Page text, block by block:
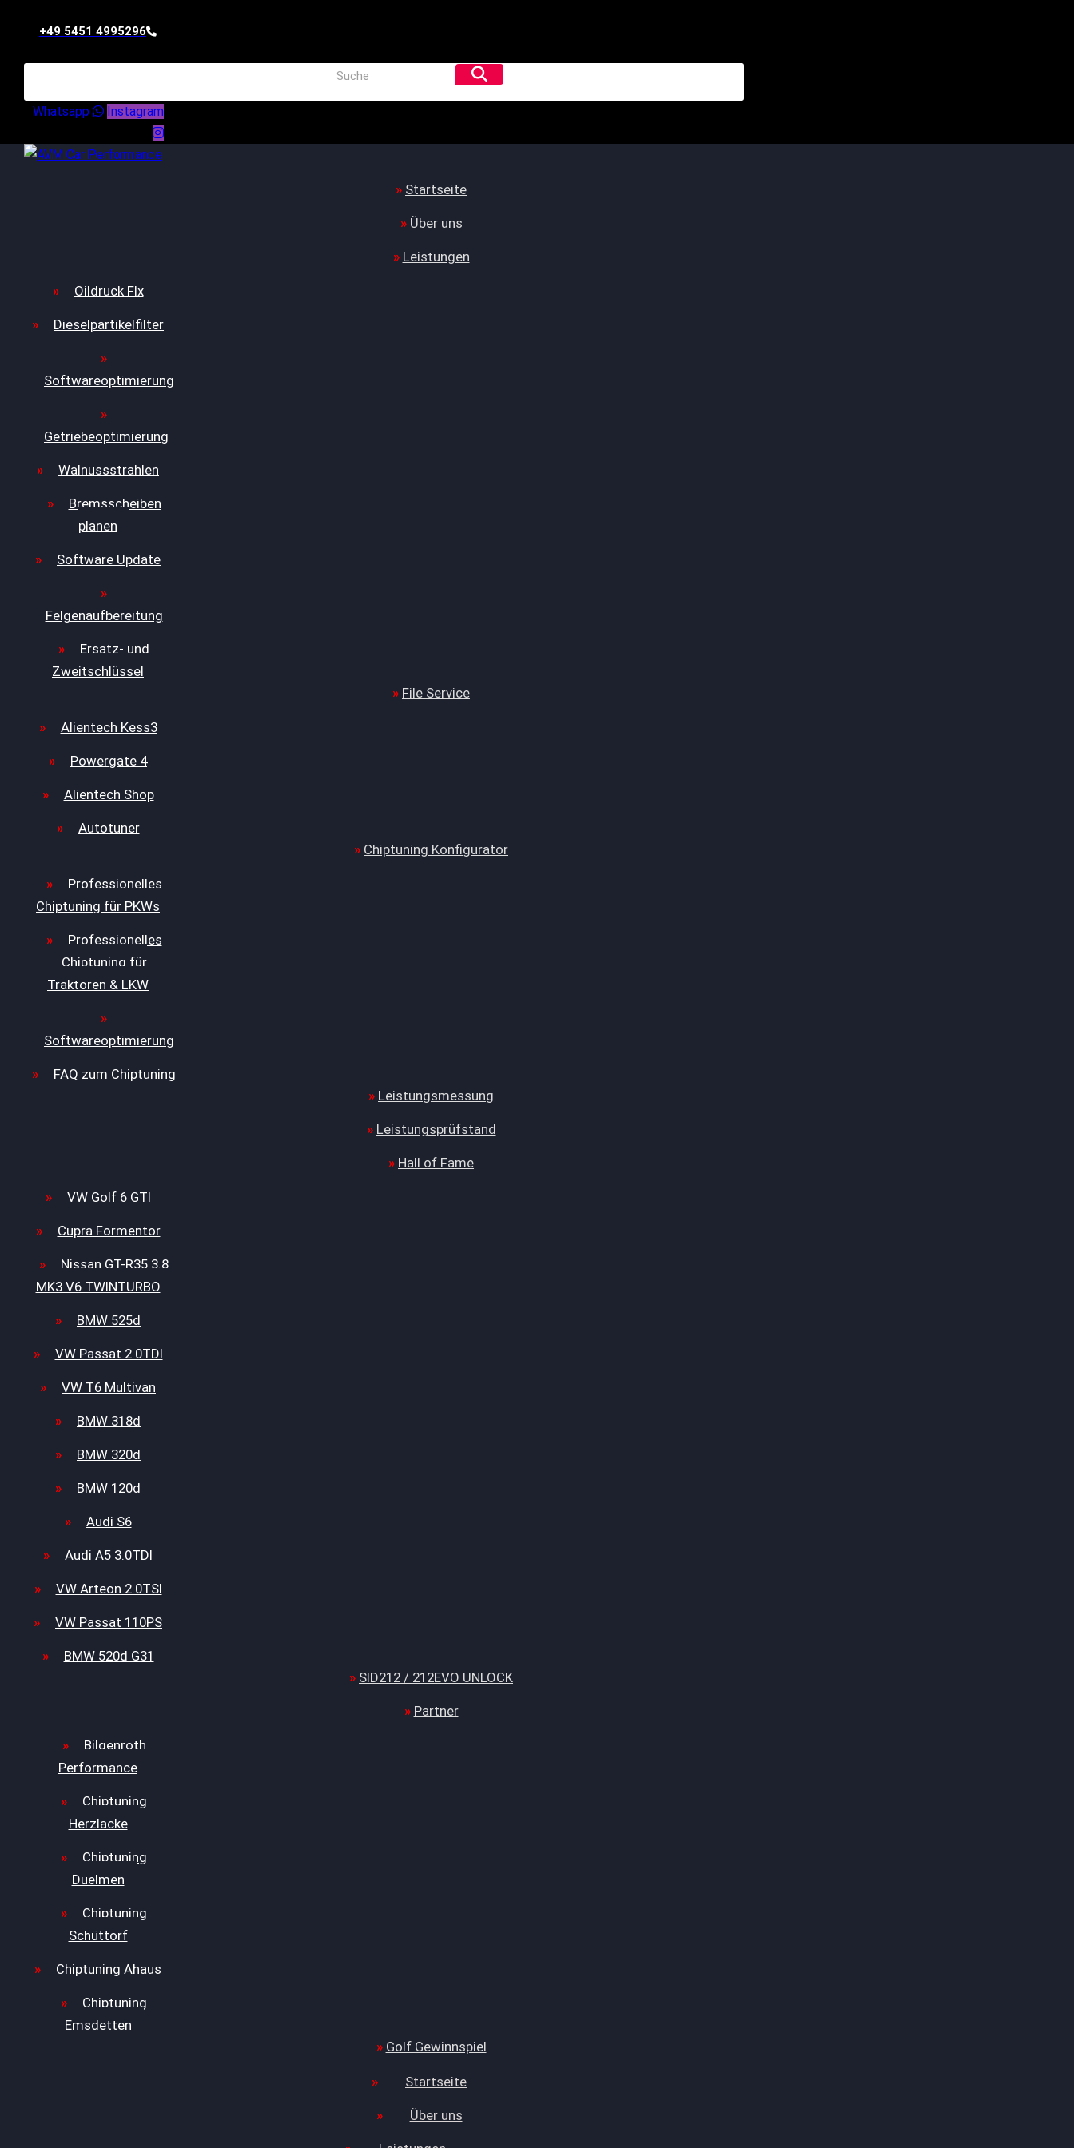
+49 5451 4995296
Whatsapp Instagram
Startseite
Über uns
Leistungen
Oildruck FIx
Dieselpartikelfilter
Softwareoptimierung
Getriebeoptimierung
Walnussstrahlen
Bremsscheiben
planen
Software Update
Felgenaufbereitung
Ersatz- und
Zweitschlüssel
File Service
Alientech Kess3
Powergate 4
Alientech Shop
Autotuner
Chiptuning Konfigurator
Professionelles
Chiptuning für PKWs
Professionelles
Chiptuning für
Traktoren & LKW
Softwareoptimierung
FAQ zum Chiptuning
Leistungsmessung
Leistungsprüfstand
Hall of Fame
VW Golf 6 GTI
Cupra Formentor
Nissan GT-R35 3.8
MK3 V6 TWINTURBO
BMW 525d
VW Passat 2.0TDI
VW T6 Multivan
BMW 318d
BMW 320d
BMW 120d
Audi S6
Audi A5 3.0TDI
VW Arteon 2.0TSI
VW Passat 110PS
BMW 520d G31
SID212 / 212EVO UNLOCK
Partner
Bilgenroth
Performance
Chiptuning
Herzlacke
Chiptuning
Duelmen
Chiptuning
Schüttorf
Chiptuning Ahaus
Chiptuning
Emsdetten
Golf Gewinnspiel
Startseite
Über uns